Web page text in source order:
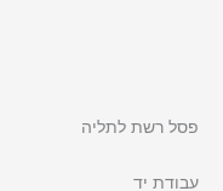
פסל רשת לתליה
עבודת יד